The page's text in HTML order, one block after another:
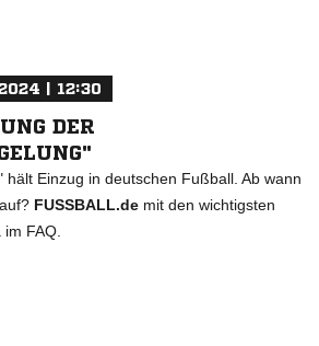
| 12:30
DER
hält Einzug in deutschen Fußball. Ab wann
FUSSBALL.de mit den wichtigsten
FAQ.